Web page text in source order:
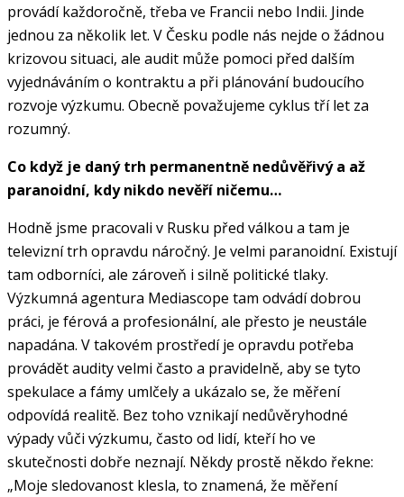
provádí každoročně, třeba ve Francii nebo Indii. Jinde
jednou za několik let. V Česku podle nás nejde o žádnou
krizovou situaci, ale audit může pomoci před dalším
vyjednáváním o kontraktu a při plánování budoucího
rozvoje výzkumu. Obecně považujeme cyklus tří let za
rozumný.
Co když je daný trh permanentně nedůvěřivý a až
paranoidní, kdy nikdo nevěří ničemu…
Hodně jsme pracovali v Rusku před válkou a tam je
televizní trh opravdu náročný. Je velmi paranoidní. Existují
tam odborníci, ale zároveň i silně politické tlaky.
Výzkumná agentura Mediascope tam odvádí dobrou
práci, je férová a profesionální, ale přesto je neustále
napadána. V takovém prostředí je opravdu potřeba
provádět audity velmi často a pravidelně, aby se tyto
spekulace a fámy umlčely a ukázalo se, že měření
odpovídá realitě. Bez toho vznikají nedůvěryhodné
výpady vůči výzkumu, často od lidí, kteří ho ve
skutečnosti dobře neznají. Někdy prostě někdo řekne:
„Moje sledovanost klesla, to znamená, že měření